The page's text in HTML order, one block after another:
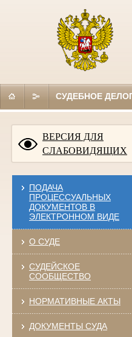
СУДЕБНОЕ
ВЕРСИЯ ДЛЯ
СЛАБОВИДЯЩИХ
ПОДАЧА
ПРОЦЕССУАЛЬНЫХ
ДОКУМЕНТОВ В
ЭЛЕКТРОННОМ ВИДЕ
О СУДЕ
СУДЕЙСКОЕ
СООБЩЕСТВО
НОРМАТИВНЫЕ АКТЫ
ДОКУМЕНТЫ СУДА